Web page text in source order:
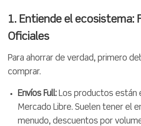
1. Entiende el ecosistema:
Oficiales
Para ahorrar de verdad, primero
comprar.
Envíos Full: Los productos están
Mercado Libre. Suelen tener el
menudo, descuentos por